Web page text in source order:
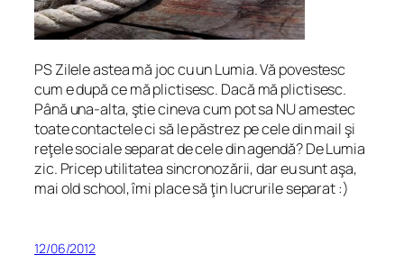
PS Zilele astea mă joc cu un Lumia. Vă povestesc
cum e după ce mă plictisesc. Dacă mă plictisesc.
Până una-alta, ştie cineva cum pot sa NU amestec
toate contactele ci să le păstrez pe cele din mail şi
reţele sociale separat de cele din agendă? De Lumia
zic. Pricep utilitatea sincronozării, dar eu sunt aşa,
maiold school, îmi place să ţin lucrurile separat :)
12/06/2012